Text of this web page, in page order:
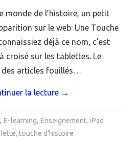
monde de l’histoire, un petit
sur le web: Une Touche
déjà ce nom, c’est
croisé sur les tablettes. Le
des articles fouillés…
la lecture →
, E-learning, Enseignement, iPad
, touche d'histoire